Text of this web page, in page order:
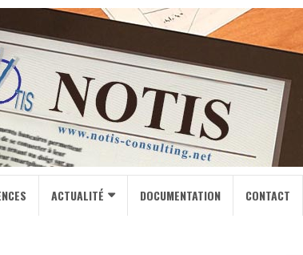
ACTUALITÉ DOCUMENTATION CONTACT